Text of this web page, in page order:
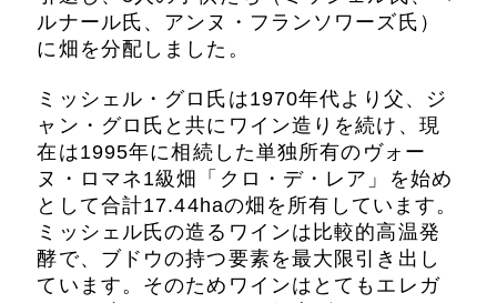
ルナール氏、アンヌ・フランソワーズ氏）
に畑を分配しました。
ミッシェル・グロ氏は1970年代より父、ジ
ャン・グロ氏と共にワイン造りを続け、現
在は1995年に相続した単独所有のヴォー
ヌ・ロマネ1級畑「クロ・デ・レア」を始め
として合計17.44haの畑を所有しています。
ミッシェル氏の造るワインは比較的高温発
酵で、ブドウの持つ要素を最大限引き出し
ています。そのためワインはとてもエレガ